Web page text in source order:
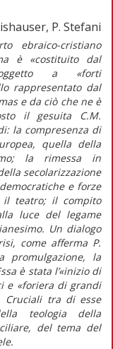
P. Stefani
ebraico-cristiano
è «costituito dal
a «forti
rappresentato dal
e da ciò che ne è
il gesuita C.M.
la compresenza di
quella della
la rimessa in
secolarizzazione
e forze
il teatro; il compito
luce del legame
Un dialogo
come afferma P.
promulgazione, la
è stata l’«inizio di
e «foriera di grandi
Cruciali tra di esse
teologia della
del tema del